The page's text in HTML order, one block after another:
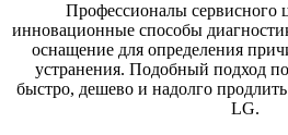
Профессионалы сервисного
инновационные способы
оснащение для определения
устранения. Подобный подход
быстро, дешево и надолго
LG.